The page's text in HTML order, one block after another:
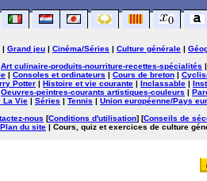
| Grand jeu | Cinéma/Séries | Culture générale |
Art culinaire-produits-nourriture-recettes-spécialités |
| Consoles et ordinateurs | Cours de breton |
Potter | Histoire et vie courante | Inclassable |
Oeuvres-peintres-courants artistiques-couleurs |
La Vie | Séries | Tennis | Union européenne/Pays
nous [Conditions d'utilisation] [Conseils de
Plan du site | Cours, quiz et exercices de culture